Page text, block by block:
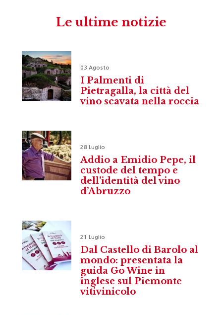
Le ultime notizie
03 Agosto
I Palmenti di
Pietragalla, la città del
vino scavata nella roccia
28 Luglio
Addio a Emidio Pepe, il
custode del tempo e
dell’identità del vino
d’Abruzzo
21 Luglio
Dal Castello di Barolo al
mondo: presentata la
guida Go Wine in
inglese sul Piemonte
vitivinicolo